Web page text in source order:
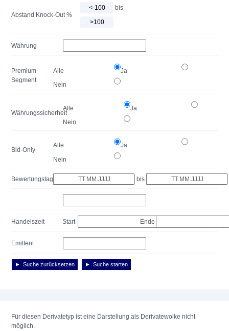
Abstand Knock-Out %
bis
Währung
Premium
Segment
Alle
Ja
Nein
Währungssicherheit
Alle
Ja
Nein
Bid-Only
Alle
Ja
Nein
Bewertungstag bis
Handelszeit Start Ende
Emittent
Suche zurücksetzen Suche starten
Für diesen Derivatetyp ist eine Darstellung als Derivatewolke nicht
möglich.